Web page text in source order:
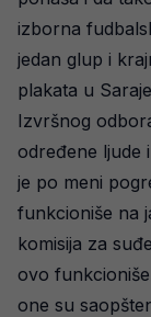
izborna
jedan glup i
plakata u
Izvršnog
određene ljude
je po meni
funkcioniše na
komisija za
ovo
one su